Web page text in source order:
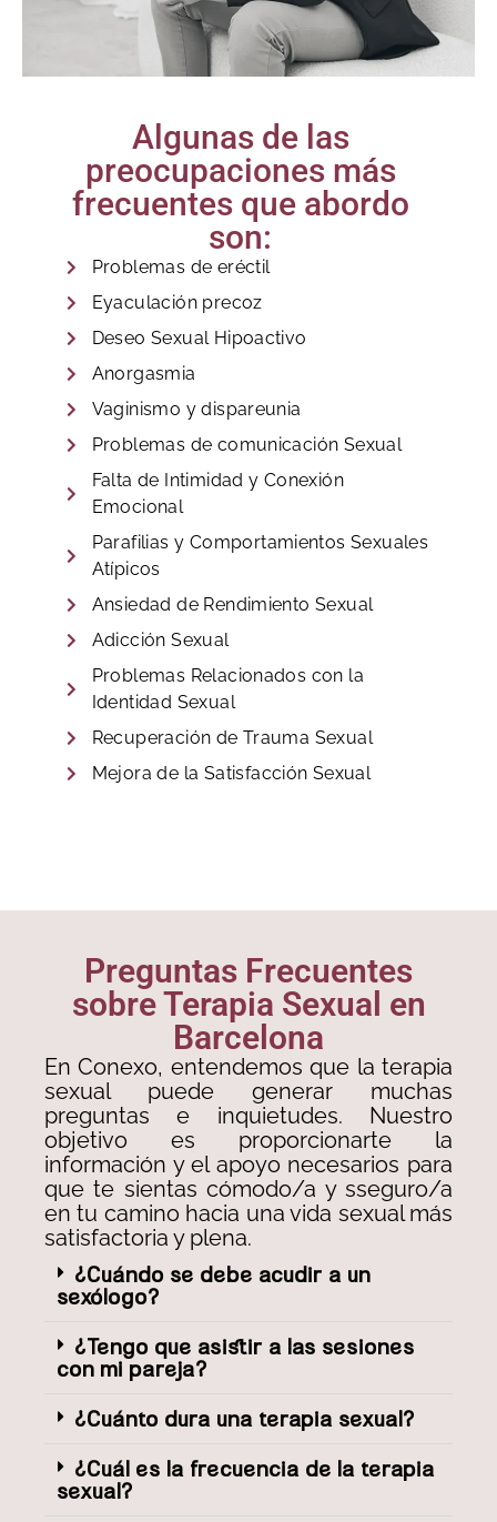
Algunas de las
preocupaciones más
frecuentes que abordo
son:
Problemas de eréctil
Eyaculación precoz
Deseo Sexual Hipoactivo
Anorgasmia
Vaginismo y dispareunia
Problemas de comunicación Sexual
Falta de Intimidad y Conexión
Emocional
Parafilias y Comportamientos Sexuales
Atípicos
Ansiedad de Rendimiento Sexual
Adicción Sexual
Problemas Relacionados con la
Identidad Sexual
Recuperación de Trauma Sexual
Mejora de la Satisfacción Sexual
Preguntas Frecuentes
sobre Terapia Sexual en
Barcelona
En Conexo, entendemos que la terapia
sexual puede generar muchas
preguntas e inquietudes. Nuestro
objetivo es proporcionarte la
información y el apoyo necesarios para
que te sientas cómodo/a y sseguro/a
en tu camino hacia una vida sexual más
satisfactoria y plena.
¿Cuándo se debe acudir a un
sexólogo?
¿Tengo que asistir a las sesiones
con mi pareja?
¿Cuánto dura una terapia sexual?
¿Cuál es la frecuencia de la terapia
sexual?